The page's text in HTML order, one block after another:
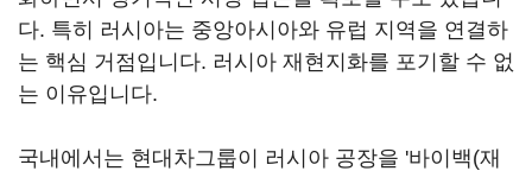
다. 특히 러시아는 중앙아시아와 유럽 지역을 연결하
는 핵심 거점입니다. 러시아 재현지화를 포기할 수 없
는 이유입니다.
국내에서는 현대차그룹이 러시아 공장을 '바이백(재